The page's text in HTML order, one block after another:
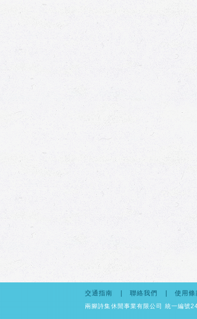
交通指南 聯絡我們 使用條
兩腳詩集休閒事業有限公司 統一編